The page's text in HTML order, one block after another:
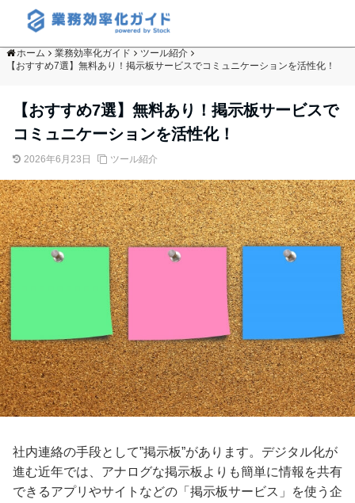
ホーム 業務効率化ガイド
ツール紹介
【おすすめ7選】無料あり！掲示板サービスでコミュニケーションを活性化！
【おすすめ7選】無料あり！掲示板サービスで
コミュニケーションを活性化！
2026年6月23日 ツール紹介
社内連絡の手段として”掲示板”があります。デジタル化が
進む近年では、アナログな掲示板よりも簡単に情報を共有
できるアプリやサイトなどの「掲示板サービス」を使う企